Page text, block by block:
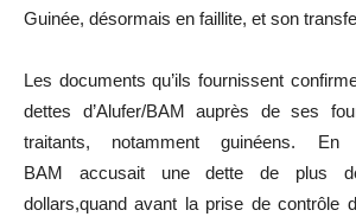
Guinée, désormais en faillite, et son
Les documents qu’ils fournissent
dettes d’Alufer/BAM auprès de ses
traitants, notamment guinéens. En
BAM accusait une dette de plus
dollars,quand avant la prise de contrôle